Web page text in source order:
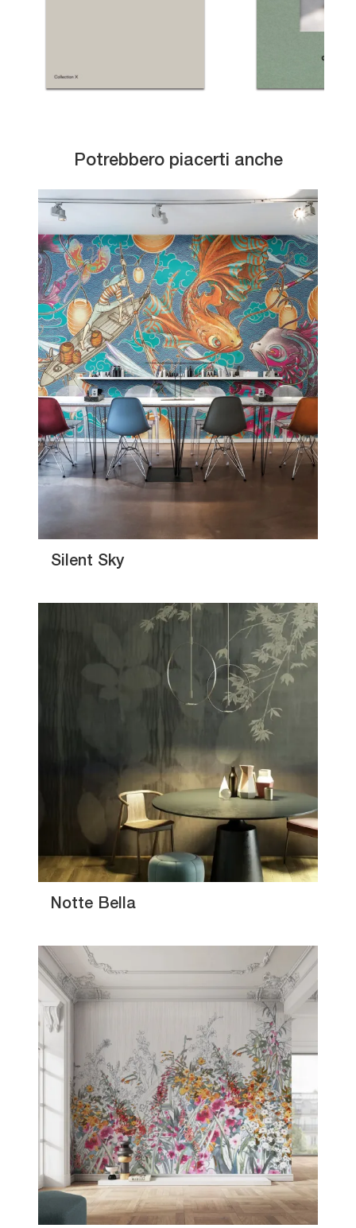
Potrebbero piacerti anche
Silent Sky
Notte Bella